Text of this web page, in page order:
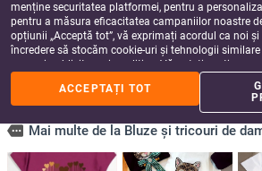
menține securitatea platformei, pentru a
pentru a măsura eficacitatea campaniilor noastre
opțiunii „Acceptă tot”, vă exprimați acordul ca noi
încredere să stocăm cookie-uri și tehnologii
scopuri publicitare și analitice. Vă puteți gestiona
făcând clic pe „Gestionează preferințele”. Pentru
rugăm să consultațiPolitica noastră de
ACCEPTAȚI TOT